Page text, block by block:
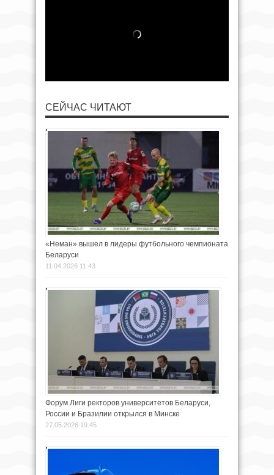
СЕЙЧАС ЧИТАЮТ
«Неман» вышел в лидеры футбольного чемпионата
Беларуси
11.04.2026 11:43
Форум Лиги ректоров университетов Беларуси,
России и Бразилии открылся в Минске
27.05.2026 19:45